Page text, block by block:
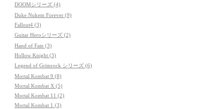
DOOMシリーズ (4)
Duke Nukem Forever (9)
Fallout4 (3)
Guitar Heroシリーズ (2)
Hand of Fate (3)
Hollow Knight (3)
Legend of Grimrock シリーズ (6)
Mortal Kombat 9 (8)
Mortal Kombat X (5)
Mortal Kombat 11 (2)
Mortal Kombat 1 (3)